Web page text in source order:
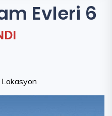
Evleri 6
Lokasyon